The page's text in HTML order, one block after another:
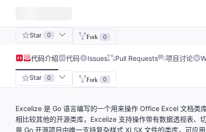
Star 0 Fork 0
代码介绍 代码 Issues Pull Requests 项目讨论
Star 0 Fork 0
Excelize 是 Go 语言编写的一个用来操作 Office Excel 文档类
相比较其他的开源类库，Excelize 支持操作带有数据透视表、
是 Go 开源项目中唯一支持复杂样式 XLSX 文件的类库，可